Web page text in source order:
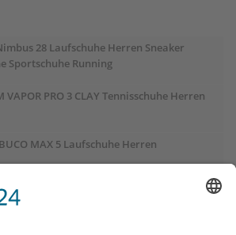
28 Laufschuhe Herren Sneaker
Sportschuhe Running
VAPOR PRO 3 CLAY Tennisschuhe Herren
MAX 5 Laufschuhe Herren
PULSE 17 Laufschuhe Damen